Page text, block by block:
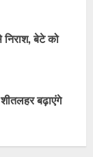
बेटे को
बढ़ाएंगे